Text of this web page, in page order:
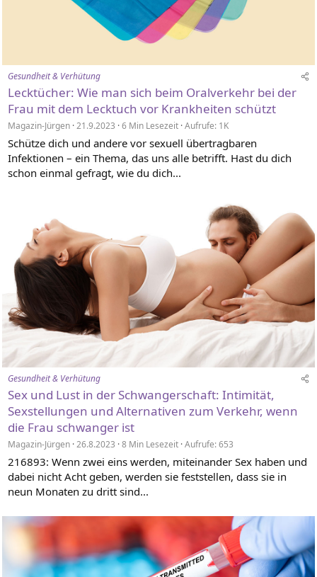
Gesundheit & Verhütung
Lecktücher: Wie man sich beim Oralverkehr bei der
Frau mit dem Lecktuch vor Krankheiten schützt
Magazin-Jürgen 21.9.2023 6 Min Lesezeit Aufrufe: 1K
Schütze dich und andere vor sexuell übertragbaren
Infektionen – ein Thema, das uns alle betrifft. Hast du dich
schon einmal gefragt, wie du dich...
Gesundheit & Verhütung
Sex und Lust in der Schwangerschaft: Intimität,
Sexstellungen und Alternativen zum Verkehr, wenn
die Frau schwanger ist
Magazin-Jürgen 26.8.2023 8 Min Lesezeit Aufrufe: 653
216893: Wenn zwei eins werden, miteinander Sex haben und
dabei nicht Acht geben, werden sie feststellen, dass sie in
neun Monaten zu dritt sind...